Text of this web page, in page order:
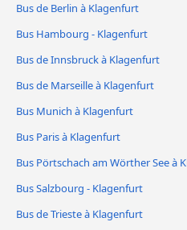
Bus de Berlin à Klagenfurt
Bus Hambourg - Klagenfurt
Bus de Innsbruck à Klagenfurt
Bus de Marseille à Klagenfurt
Bus Munich à Klagenfurt
Bus Paris à Klagenfurt
Bus Pörtschach am Wörther See à
Bus Salzbourg - Klagenfurt
Bus de Trieste à Klagenfurt